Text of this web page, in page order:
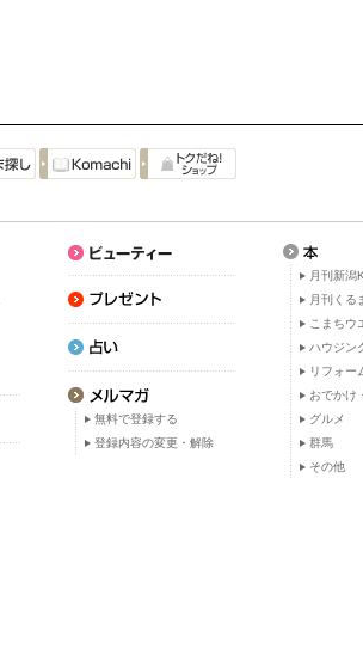
無料で登録する
登録内容の変更・解除
月刊新潟
月刊くる
こまちウ
ハウジン
リフォー
おでかけ
グルメ
群馬
その他